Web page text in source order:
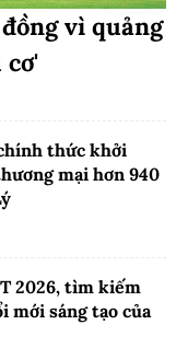
vì quảng
cơ'
thức khởi
mại hơn 940
2026, tìm kiếm
mới sáng tạo của